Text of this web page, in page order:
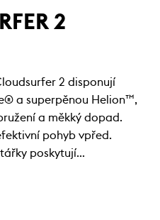
2
2 disponují
a superpěnou Helion™,
a měkký dopad.
pohyb vpřed.
poskytují…